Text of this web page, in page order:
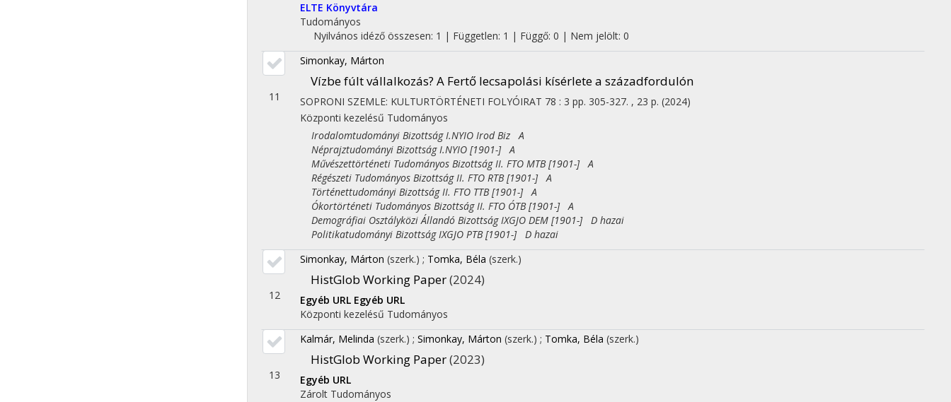
ELTE Könyvtára
Tudományos
Nyilvános idéző összesen: 1 | Független: 1 | Függő: 0 | Nem jelölt: 0
11
Simonkay, Márton
Vízbe fúlt vállalkozás? A Fertő lecsapolási kísérlete a századfordulón
SOPRONI SZEMLE: KULTURTÖRTÉNETI FOLYÓIRAT 78 : 3 pp. 305-327. , 23 p. (2024)
Központi kezelésű Tudományos
Irodalomtudományi Bizottság I.NYIO Irod Biz A
Néprajztudományi Bizottság I.NYIO [1901-] A
Művészettörténeti Tudományos Bizottság II. FTO MTB [1901-] A
Régészeti Tudományos Bizottság II. FTO RTB [1901-] A
Történettudományi Bizottság II. FTO TTB [1901-] A
Ókortörténeti Tudományos Bizottság II. FTO ÓTB [1901-] A
Demográfiai Osztályközi Állandó Bizottság IXGJO DEM [1901-] D hazai
Politikatudományi Bizottság IXGJO PTB [1901-] D hazai
12
Simonkay, Márton (szerk.) ; Tomka, Béla (szerk.)
HistGlob Working Paper(2024)
Egyéb URL Egyéb URL
Központi kezelésű Tudományos
13
Kalmár, Melinda (szerk.) ; Simonkay, Márton (szerk.) ; Tomka, Béla (szerk.)
HistGlob Working Paper(2023)
Egyéb URL
Zárolt Tudományos